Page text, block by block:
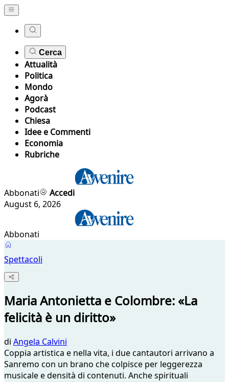
Cerca
Attualità
Politica
Mondo
Agorà
Podcast
Chiesa
Idee e Commenti
Economia
Rubriche
Abbonati
Accedi
August 6, 2026
Abbonati
Spettacoli
Maria Antonietta e Colombre: «La
felicità è un diritto»
di Angela Calvini
Coppia artistica e nella vita, i due cantautori arrivano a
Sanremo con un brano che colpisce per leggerezza
musicale e densità di contenuti. Anche spirituali